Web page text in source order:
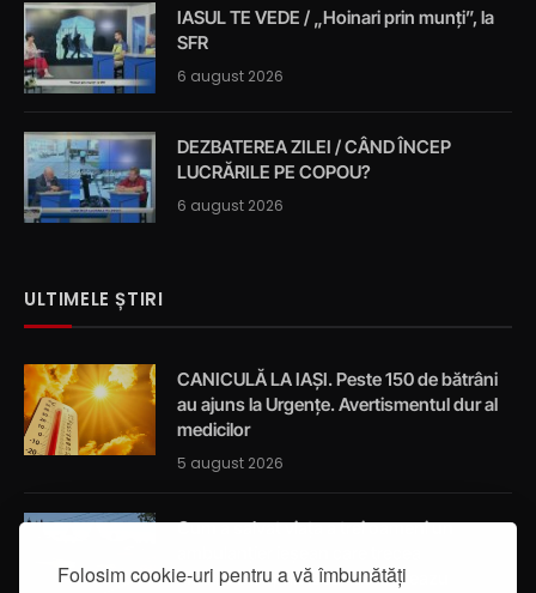
Folosim cookie-uri pentru a vă îmbunătăți
IASUL TE VEDE / „Hoinari prin munți”, la
SFR
6 august 2026
DEZBATEREA ZILEI / CÂND ÎNCEP
LUCRĂRILE PE COPOU?
6 august 2026
ULTIMELE ȘTIRI
CANICULĂ LA IAȘI. Peste 150 de bătrâni
au ajuns la Urgențe. Avertismentul dur al
medicilor
5 august 2026
Cum a salvat viața a trei oameni un
întâmplător prin localitatea Breazu